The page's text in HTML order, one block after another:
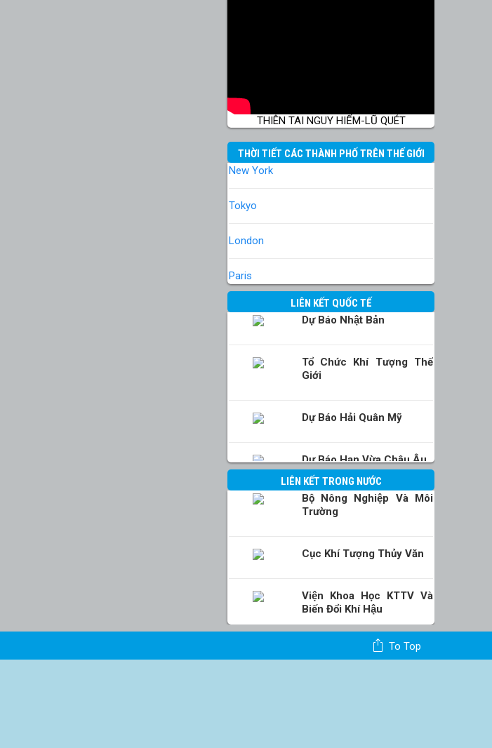
THIÊN TAI NGUY HIỂM-LŨ QUÉT
THỜI TIẾT CÁC THÀNH PHỐ TRÊN THẾ GIỚI
New York
Tokyo
London
Paris
LIÊN KẾT QUỐC TẾ
Dự Báo Nhật Bản
Tổ Chức Khí Tượng Thế
Giới
Dự Báo Hải Quân Mỹ
Dự Báo Hạn Vừa Châu Âu
LIÊN KẾT TRONG NƯỚC
Bộ Nông Nghiệp Và Môi
Trường
Cục Khí Tượng Thủy Văn
Viện Khoa Học KTTV Và
Biến Đổi Khí Hậu
To Top